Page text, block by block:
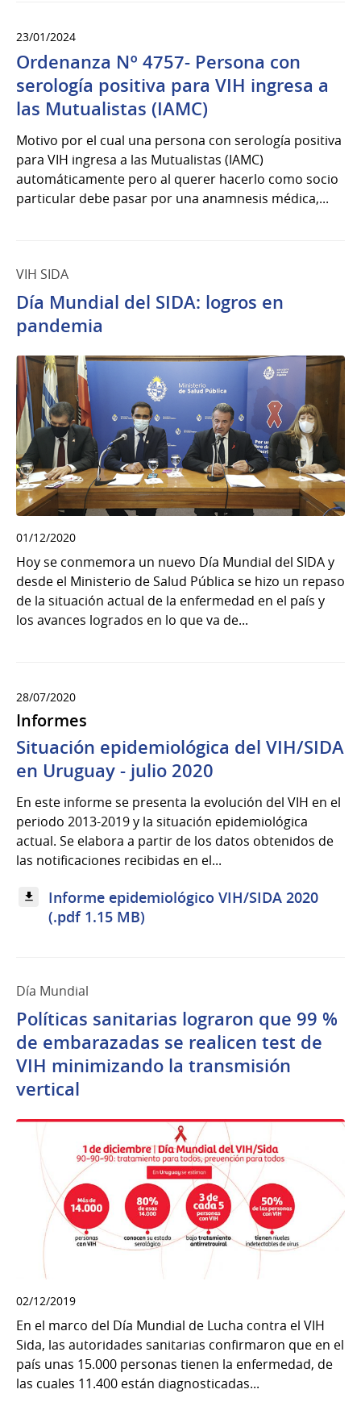
23/01/2024
Ordenanza Nº 4757- Persona con
serología positiva para VIH ingresa a
las Mutualistas (IAMC)
Motivo por el cual una persona con serología positiva
para VIH ingresa a las Mutualistas (IAMC)
automáticamente pero al querer hacerlo como socio
particular debe pasar por una anamnesis médica,...
VIH SIDA
Día Mundial del SIDA: logros en
pandemia
01/12/2020
Hoy se conmemora un nuevo Día Mundial del SIDA y
desde el Ministerio de Salud Pública se hizo un repaso
de la situación actual de la enfermedad en el país y
los avances logrados en lo que va de...
28/07/2020
Informes
Situación epidemiológica del VIH/SIDA
en Uruguay - julio 2020
En este informe se presenta la evolución del VIH en el
periodo 2013-2019 y la situación epidemiológica
actual. Se elabora a partir de los datos obtenidos de
las notificaciones recibidas en el...
Informe epidemiológico VIH/SIDA 2020
(.pdf 1.15 MB)
Día Mundial
Políticas sanitarias lograron que 99 %
de embarazadas se realicen test de
VIH minimizando la transmisión
vertical
02/12/2019
En el marco del Día Mundial de Lucha contra el VIH
Sida, las autoridades sanitarias confirmaron que en el
país unas 15.000 personas tienen la enfermedad, de
las cuales 11.400 están diagnosticadas...